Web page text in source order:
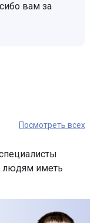
вам за
Посмотреть всех
людям иметь